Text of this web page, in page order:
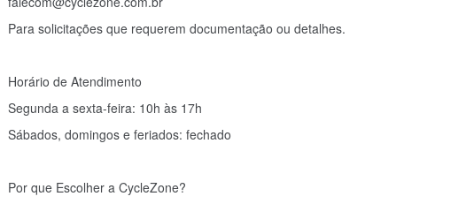
Para solicitações que requerem documentação ou detalhes.
Horário de Atendimento
Segunda a sexta-feira: 10h às 17h
Sábados, domingos e feriados: fechado
Por que Escolher a CycleZone?